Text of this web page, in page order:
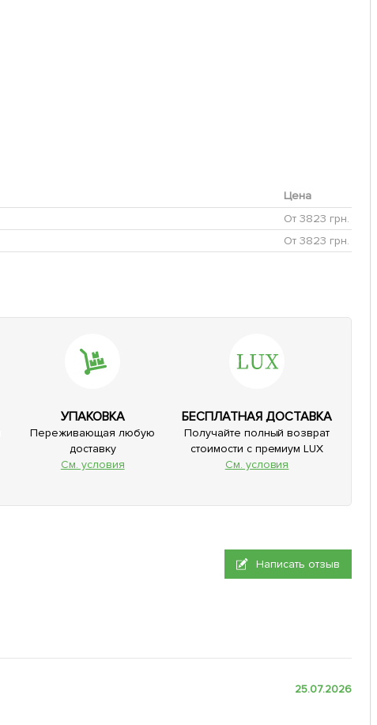
Цена
От 3823 грн.
От 3823 грн.
УПАКОВКА
Переживающая любую
доставку
См. условия
БЕСПЛАТНАЯ ДОСТАВКА
Получайте полный возврат
стоимости с премиум LUX
См. условия
Написать отзыв
25.07.2026